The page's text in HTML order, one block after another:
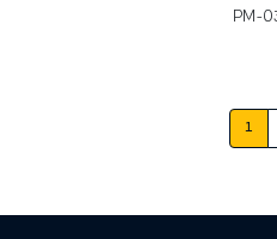
PM-
1